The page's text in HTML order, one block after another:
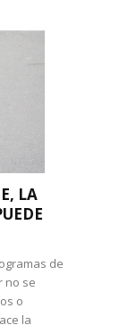
LA
de
no se
o
la